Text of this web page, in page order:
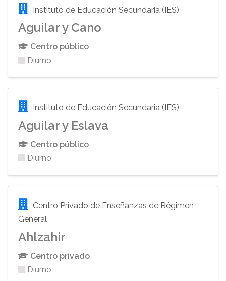
Instituto de Educación Secundaria (IES)
Aguilar y Cano
Centro público
Diurno
Instituto de Educación Secundaria (IES)
Aguilar y Eslava
Centro público
Diurno
Centro Privado de Enseñanzas de Régimen
General
Ahlzahir
Centro privado
Diurno